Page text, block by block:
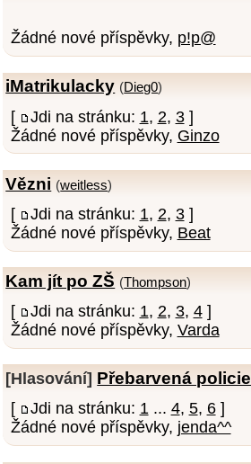
Žádné nové příspěvky, p!p@
iMatrikulacky (Dieg0)
[ Jdi na stránku: 1, 2, 3]
Žádné nové příspěvky, Ginzo
Vězni (weitless)
[ Jdi na stránku: 1, 2, 3]
Žádné nové příspěvky, Beat
Kam jít po ZŠ (Thompson)
[ Jdi na stránku: 1, 2, 3, 4]
Žádné nové příspěvky, Varda
[Hlasování] Přebarvená policie
[ Jdi na stránku: 1... 4, 5, 6]
Žádné nové příspěvky, jenda^^